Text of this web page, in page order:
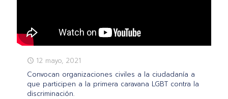
12 mayo, 2021
Convocan organizaciones civiles a la ciudadanía a
que participen a la primera caravana LGBT contra la
discriminación.